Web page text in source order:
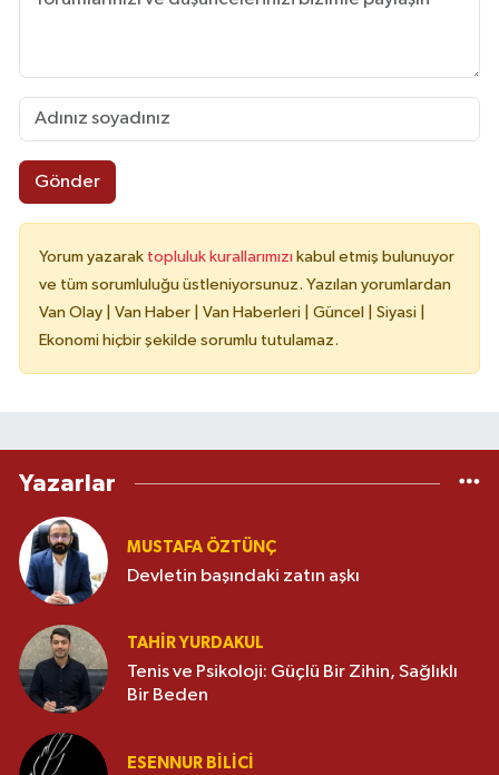
Gönder
Yorum yazarak topluluk kurallarımızı kabul etmiş bulunuyor
ve tüm sorumluluğu üstleniyorsunuz. Yazılan yorumlardan
Van Olay | Van Haber | Van Haberleri | Güncel | Siyasi |
Ekonomi hiçbir şekilde sorumlu tutulamaz.
Yazarlar
MUSTAFA ÖZTÜNÇ
Devletin başındaki zatın aşkı
TAHIR YURDAKUL
Tenis ve Psikoloji: Güçlü Bir Zihin, Sağlıklı
Bir Beden
ESENNUR BİLİCİ